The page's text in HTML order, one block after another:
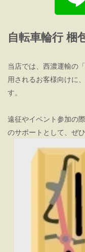
自転車輪行 梱
当店では、西濃運輸の
用されるお客様向けに
す。
遠征やイベント参加の
のサポートとして、ぜ